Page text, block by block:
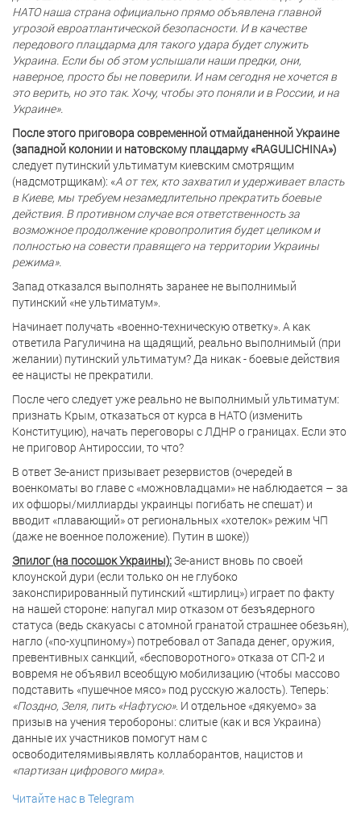
НАТО наша страна официально прямо объявлена главной
угрозой евроатлантической безопасности. И в качестве
передового плацдарма для такого удара будет служить
Украина. Если бы об этом услышали наши предки, они,
наверное, просто бы не поверили. И нам сегодня не хочется в
это верить, но это так. Хочу, чтобы это поняли и в России, и на
Украине».
После этого приговора современной отмайданенной Украине
(западной колонии и натовскому плацдарму «RAGULICHINA»)
следует путинский ультиматум киевским смотрящим
(надсмотрщикам): «А от тех, кто захватил и удерживает власть
в Киеве, мы требуем незамедлительно прекратить боевые
действия. В противном случае вся ответственность за
возможное продолжение кровопролития будет целиком и
полностью на совести правящего на территории Украины
режима».
Запад отказался выполнять заранее не выполнимый
путинский «не ультиматум».
Начинает получать «военно-техническую ответку». А как
ответила Рагуличина на щадящий, реально выполнимый (при
желании) путинский ультиматум? Да никак - боевые действия
ее нацисты не прекратили.
После чего следует уже реально не выполнимый ультиматум:
признать Крым, отказаться от курса в НАТО (изменить
Конституцию), начать переговоры с ЛДНР о границах. Если это
не приговор Антироссии, то что?
В ответ Зе-анист призывает резервистов (очередей в
военкоматы во главе с «можновладцами» не наблюдается – за
их офшоры/миллиарды украинцы погибать не спешат) и
вводит «плавающий» от региональных «хотелок» режим ЧП
(даже не военное положение). Путин в шоке))
Эпилог (на посошок Украины):Зе-анист вновь по своей
клоунской дури (если только он не глубоко
законспирированный путинский «штирлиц») играет по факту
на нашей стороне: напугал мир отказом от безъядерного
статуса (ведь скакуасы с атомной гранатой страшнее обезьян),
нагло («по-хуцпиному») потребовал от Запада денег, оружия,
превентивных санкций, «бесповоротного» отказа от СП-2 и
вовремя не объявил всеобщую мобилизацию (чтобы массово
подставить «пушечное мясо» под русскую жалость). Теперь:
«Поздно, Зеля, пить «Нафтусю». И отдельное «дякуемо» за
призыв на учения теробороны: слитые (как и вся Украина)
данные их участников помогут нам с
освободителямивыявлять коллаборантов, нацистов и
«партизан цифрового мира».
Читайте нас в Telegram